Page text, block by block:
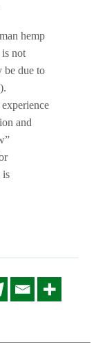
hemp
not
be due to
and
is